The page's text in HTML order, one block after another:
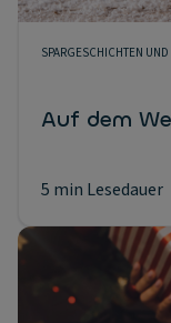
SPARGESCHICHTEN
Auf dem
5 min Lesedauer